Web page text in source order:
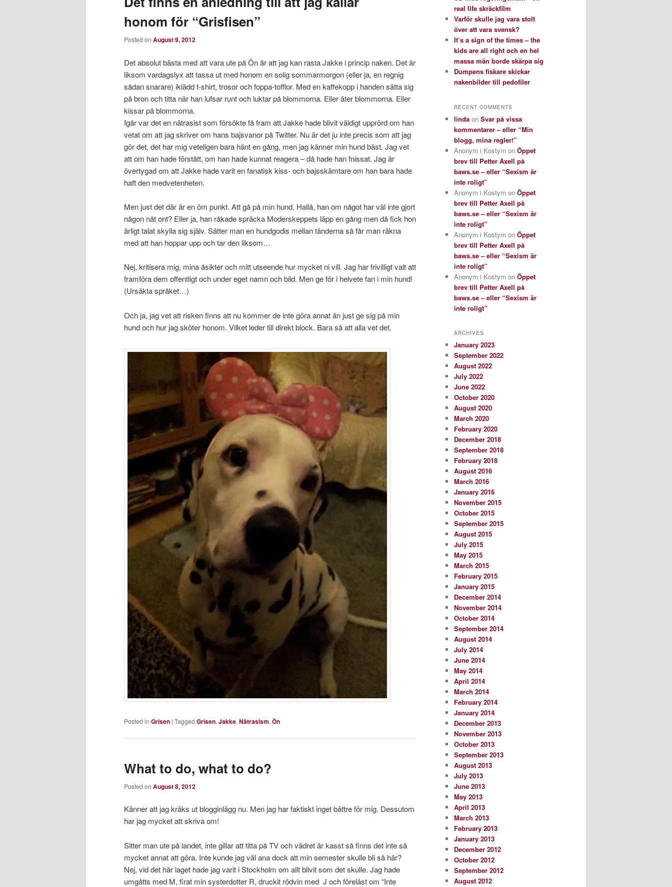
honom för “Grisfisen”
Posted on August 9, 2012
Det absolut bästa med att vara ute på Ön är att jag kan rasta Jakke i princip naken. Det är
liksom vardagslyx att tassa ut med honom en solig sommarmorgon (eller ja, en regnig
sådan snarare) iklädd t-shirt, trosor och foppa-tofflor. Med en kaffekopp i handen sätta sig
på bron och titta när han lufsar runt och luktar på blommorna. Eller äter blommorna. Eller
kissar på blommorna.
Igår var det en nätrasist som försökte få fram att Jakke hade blivit väldigt upprörd om han
vetat om att jag skriver om hans bajsvanor på Twitter. Nu är det ju inte precis som att jag
gör det, det har mig veteligen bara hänt en gång, men jag känner min hund bäst. Jag vet
att om han hade förstått, om han hade kunnat reagera – då hade han fnissat. Jag är
övertygad om att Jakke hade varit en fanatisk kiss- och bajsskämtare om han bara hade
haft den medvetenheten.
Men just det där är en öm punkt. Att gå på min hund. Hallå, han om något har väl inte gjort
någon nåt ont? Eller ja, han råkade spräcka Moderskeppets läpp en gång men då fick hon
ärligt talat skylla sig själv. Sätter man en hundgodis mellan tänderna så får man räkna
med att han hoppar upp och tar den liksom…
Nej, kritisera mig, mina åsikter och mitt utseende hur mycket ni vill. Jag har frivilligt valt att
framföra dem offentligt och under eget namn och bild. Men ge för i helvete fan i min hund!
(Ursäkta språket…)
Och ja, jag vet att risken finns att nu kommer de inte göra annat än just ge sig på min
hund och hur jag sköter honom. Vilket leder till direkt block. Bara så att alla vet det.
Posted in Grisen | Tagged Grisen,Jakke,Nätrasism,Ön
What to do, what to do?
Posted on August 8, 2012
Känner att jag kräks ut blogginlägg nu. Men jag har faktiskt inget bättre för mig. Dessutom
har jag mycket att skriva om!
Sitter man ute på landet, inte gillar att titta på TV och vädret är kasst så finns det inte så
mycket annat att göra. Inte kunde jag väl ana dock att min semester skulle bli så här?
Nej, vid det här laget hade jag varit i Stockholm om allt blivit som det skulle. Jag hade
umgåtts med M, firat min systerdotter R, druckit rödvin med J och föreläst om “Inte
real life skräckfilm
Varför skulle jag vara stolt
över att vara svensk?
It’s a sign of the times – the
kids are all right och en hel
massa män borde skärpa sig
Dumpens fiskare skickar
nakenbilder till pedofiler
RECENT COMMENTS
linda on Svar på vissa
kommentarer – eller “Min
blogg, mina regler!”
Anonym i Kostym on Öppet
brev till Petter Axell på
baws.se – eller “Sexism är
inte roligt”
Anonym i Kostym on Öppet
brev till Petter Axell på
baws.se – eller “Sexism är
inte roligt”
Anonym i Kostym on Öppet
brev till Petter Axell på
baws.se – eller “Sexism är
inte roligt”
Anonym i Kostym on Öppet
brev till Petter Axell på
baws.se – eller “Sexism är
inte roligt”
ARCHIVES
January 2023
September 2022
August 2022
July 2022
June 2022
October 2020
August 2020
March 2020
February 2020
December 2018
September 2018
February 2018
August 2016
March 2016
January 2016
November 2015
October 2015
September 2015
August 2015
July 2015
May 2015
March 2015
February 2015
January 2015
December 2014
November 2014
October 2014
September 2014
August 2014
July 2014
June 2014
May 2014
April 2014
March 2014
February 2014
January 2014
December 2013
November 2013
October 2013
September 2013
August 2013
July 2013
June 2013
May 2013
April 2013
March 2013
February 2013
January 2013
December 2012
October 2012
September 2012
August 2012